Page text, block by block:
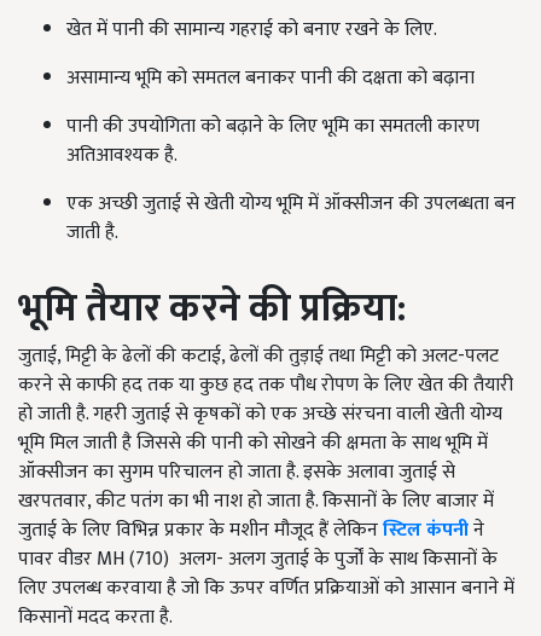
खेत में पानी की सामान्य गहराई को बनाए रखने के लिए.
असामान्य भूमि को समतल बनाकर पानी की दक्षता को बढ़ाना
पानी की उपयोगिता को बढ़ाने के लिए भूमि का समतली कारण
अतिआवश्यक है.
एक अच्छी जुताई से खेती योग्य भूमि में ऑक्सीजन की उपलब्धता बन
जाती है.
भूमि तैयार करने की प्रक्रिया:
जुताई, मिट्टी के ढेलों की कटाई, ढेलों की तुड़ाई तथा मिट्टी को अलट-पलट
करने से काफी हद तक या कुछ हद तक पौध रोपण के लिए खेत की तैयारी
हो जाती है. गहरी जुताई से कृषकों को एक अच्छे संरचना वाली खेती योग्य
भूमि मिल जाती है जिससे की पानी को सोखने की क्षमता के साथ भूमि में
ऑक्सीजन का सुगम परिचालन हो जाता है. इसके अलावा जुताई से
खरपतवार, कीट पतंग का भी नाश हो जाता है. किसानों के लिए बाजार में
जुताई के लिए विभिन्न प्रकार के मशीन मौजूद हैं लेकिनस्टिल कंपनीने
पावर वीडर MH (710) अलग- अलग जुताई के पुर्जों के साथ किसानों के
लिए उपलब्ध करवाया है जो कि ऊपर वर्णित प्रक्रियाओं को आसान बनाने में
किसानों मदद करता है.